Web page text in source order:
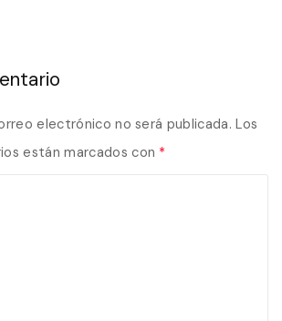
electrónico no será publicada. Los
están marcados con *